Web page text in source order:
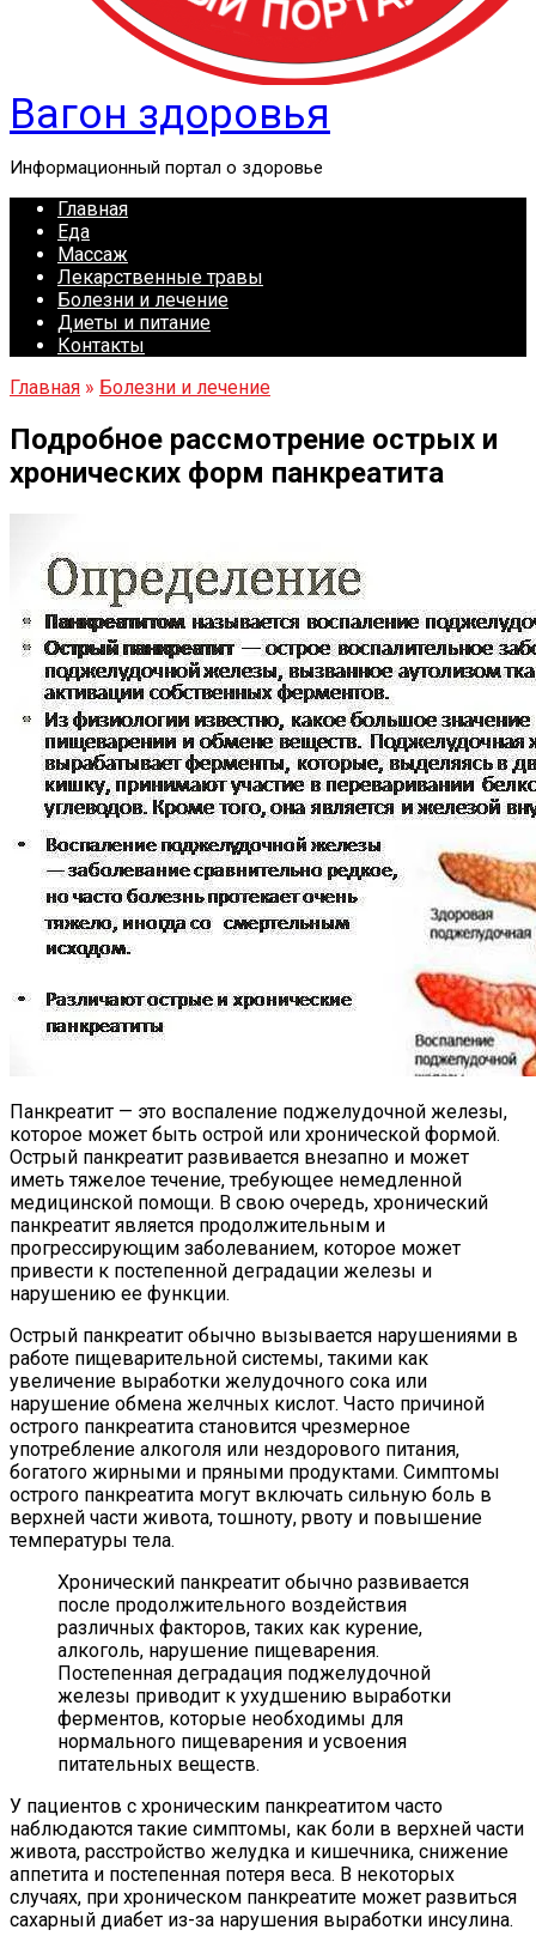
Вагон здоровья
Информационный портал о здоровье
Главная
Еда
Массаж
Лекарственные травы
Болезни и лечение
Диеты и питание
Контакты
Главная » Болезни и лечение
Подробное рассмотрение острых и
хронических форм панкреатита
Панкреатит — это воспаление поджелудочной железы,
которое может быть острой или хронической формой.
Острый панкреатит развивается внезапно и может
иметь тяжелое течение, требующее немедленной
медицинской помощи. В свою очередь, хронический
панкреатит является продолжительным и
прогрессирующим заболеванием, которое может
привести к постепенной деградации железы и
нарушению ее функции.
Острый панкреатит обычно вызывается нарушениями в
работе пищеварительной системы, такими как
увеличение выработки желудочного сока или
нарушение обмена желчных кислот. Часто причиной
острого панкреатита становится чрезмерное
употребление алкоголя или нездорового питания,
богатого жирными и пряными продуктами. Симптомы
острого панкреатита могут включать сильную боль в
верхней части живота, тошноту, рвоту и повышение
температуры тела.
Хронический панкреатит обычно развивается
после продолжительного воздействия
различных факторов, таких как курение,
алкоголь, нарушение пищеварения.
Постепенная деградация поджелудочной
железы приводит к ухудшению выработки
ферментов, которые необходимы для
нормального пищеварения и усвоения
питательных веществ.
У пациентов с хроническим панкреатитом часто
наблюдаются такие симптомы, как боли в верхней части
живота, расстройство желудка и кишечника, снижение
аппетита и постепенная потеря веса. В некоторых
случаях, при хроническом панкреатите может развиться
сахарный диабет из-за нарушения выработки инсулина.